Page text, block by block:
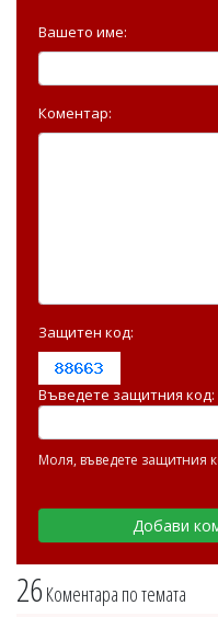
26Коментара по темата
Вашето име:
Коментар:
Защитен код:
Въведете защитния код:
Моля, въведете защитния